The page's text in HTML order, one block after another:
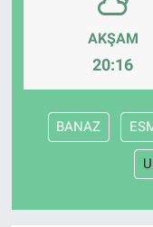
AKŞAM
20:16
BANAZ